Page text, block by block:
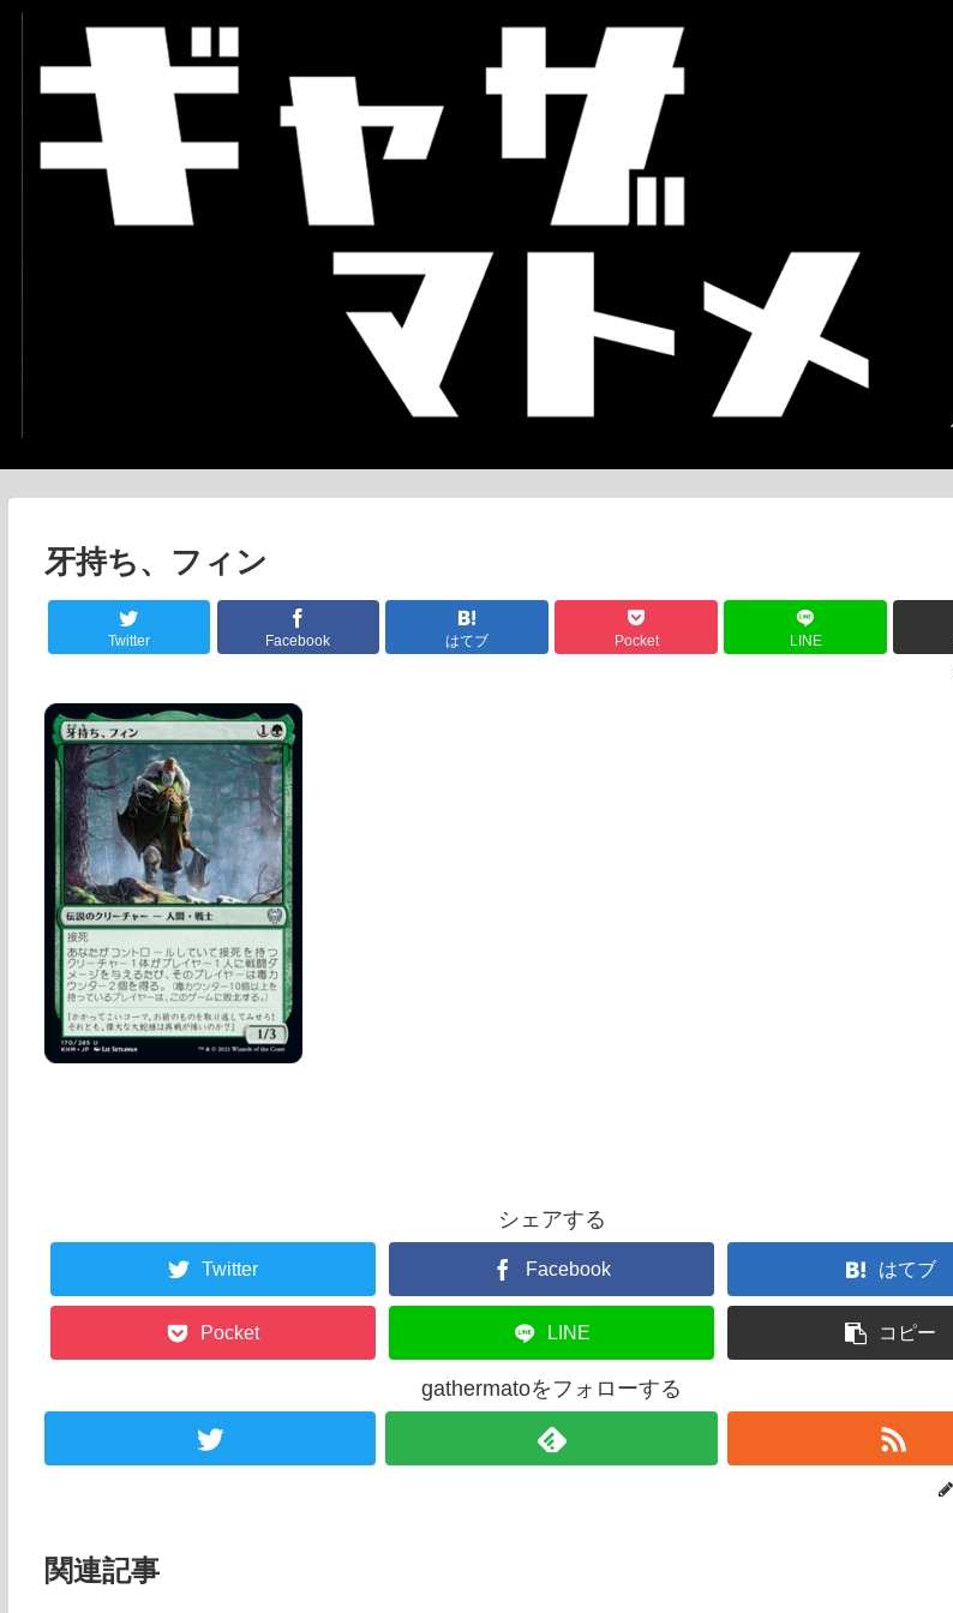
牙持ち、フィン
Twitter Facebook はてブ Pocket LINE
シェアする
Twitter Facebook はてブ
Pocket LINE コピー
gathermatoをフォローする
関連記事